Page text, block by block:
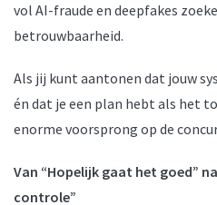
vol AI-fraude en deepfakes
betrouwbaarheid.
Als jij kunt aantonen dat jouw
én dat je een plan hebt als het
enorme voorsprong op de
Van “Hopelijk gaat het goed”
controle”